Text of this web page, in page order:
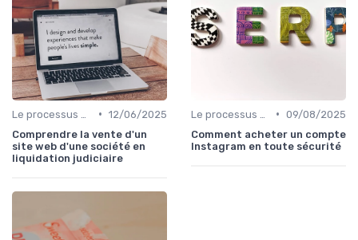
• 12/06/2025
Comprendre la vente d'un
site web d'une société en
liquidation judiciaire
• 09/08/2025
Comment acheter un compte
Instagram en toute sécurité